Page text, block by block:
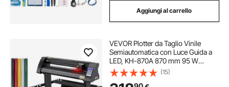
Aggiungi al carrello
VEVOR Plotter da Taglio Vinile
Semiautomatica con Luce Guida a
LED, KH-870A 870 mm 95 W
Taglierina per Plotter Vinile
Signmaster per Adesivi per Auto,
(15)